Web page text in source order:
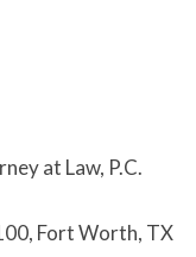
at Law, P.C.
Fort Worth, TX